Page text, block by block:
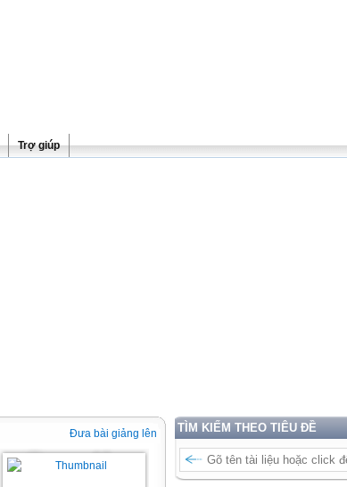
Trợ giúp
TÌM KIẾM THEO TIÊU ĐỀ
Đưa bài giảng lên